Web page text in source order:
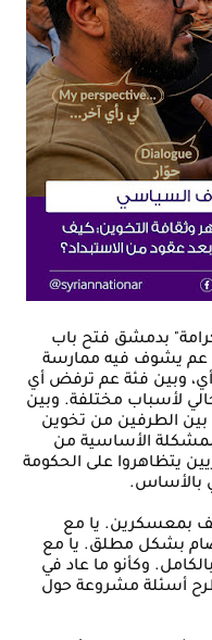
بدمشق فتح باب
عم يشوف فيه ممارسة
وبين فئة عم ترفض أي
لأسباب مختلفة. وبين
بين الطرفين من تخوين
الأساسية من
يتظاهروا على الحكومة
بالأساس.
بمعسكرين. يا مع
بشكل مطلق. يا مع
وكأنو ما عاد في
أسئلة مشروعة حول